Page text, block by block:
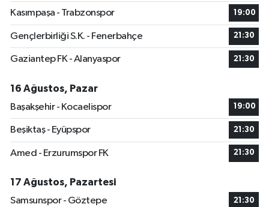
Kasımpaşa - Trabzonspor 19:00
Gençlerbirliği S.K. - Fenerbahçe 21:30
Gaziantep FK - Alanyaspor 21:30
16 Ağustos, Pazar
Başakşehir - Kocaelispor
19:00
Beşiktaş - Eyüpspor 21:30
Amed - Erzurumspor FK 21:30
17 Ağustos, Pazartesi
Samsunspor - Göztepe
21:30